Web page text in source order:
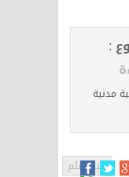
حبر وقلم
:
مدنية